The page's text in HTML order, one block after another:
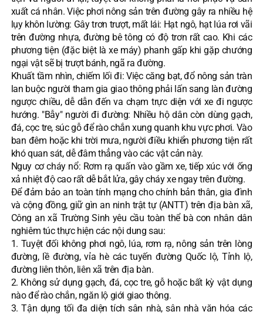
xuất cá nhân. Việc phơi nông sản trên đường gây ra nhiều hệ
lụy khôn lường: Gây trơn trượt, mất lái: Hạt ngô, hạt lúa rơi vãi
trên đường nhựa, đường bê tông có độ trơn rất cao. Khi các
phương tiện (đặc biệt là xe máy) phanh gấp khi gặp chướng
ngại vật sẽ bị trượt bánh, ngã ra đường.
Khuất tầm nhìn, chiếm lối đi: Việc căng bạt, đổ nông sản tràn
lan buộc người tham gia giao thông phải lấn sang làn đường
ngược chiều, dễ dẫn đến va chạm trực diện với xe đi ngược
hướng. "Bẫy" người đi đường: Nhiều hộ dân còn dùng gạch,
đá, cọc tre, súc gỗ để rào chắn xung quanh khu vực phơi. Vào
ban đêm hoặc khi trời mưa, người điều khiển phương tiện rất
khó quan sát, dễ đâm thẳng vào các vật cản này.
Nguy cơ cháy nổ: Rơm rạ quấn vào gầm xe, tiếp xúc với ống
xả nhiệt độ cao rất dễ bắt lửa, gây cháy xe ngay trên đường.
Để đảm bảo an toàn tính mạng cho chính bản thân, gia đình
và cộng đồng, giữ gìn an ninh trật tự (ANTT) trên địa bàn xã,
Công an xã Trường Sinh yêu cầu toàn thể bà con nhân dân
nghiêm túc thực hiện các nội dung sau:
1. Tuyệt đối không phơi ngô, lúa, rơm rạ, nông sản trên lòng
đường, lề đường, vỉa hè các tuyến đường Quốc lộ, Tỉnh lộ,
đường liên thôn, liên xã trên địa bàn.
2. Không sử dụng gạch, đá, cọc tre, gỗ hoặc bất kỳ vật dụng
nào để rào chắn, ngăn lộ giới giao thông.
3. Tận dụng tối đa diện tích sân nhà, sân nhà văn hóa các